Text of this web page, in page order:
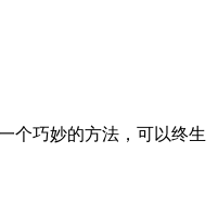
个巧妙的方法，可以终生